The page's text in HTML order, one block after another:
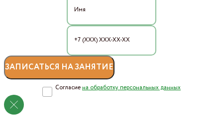
Согласие на обработку персональных данных